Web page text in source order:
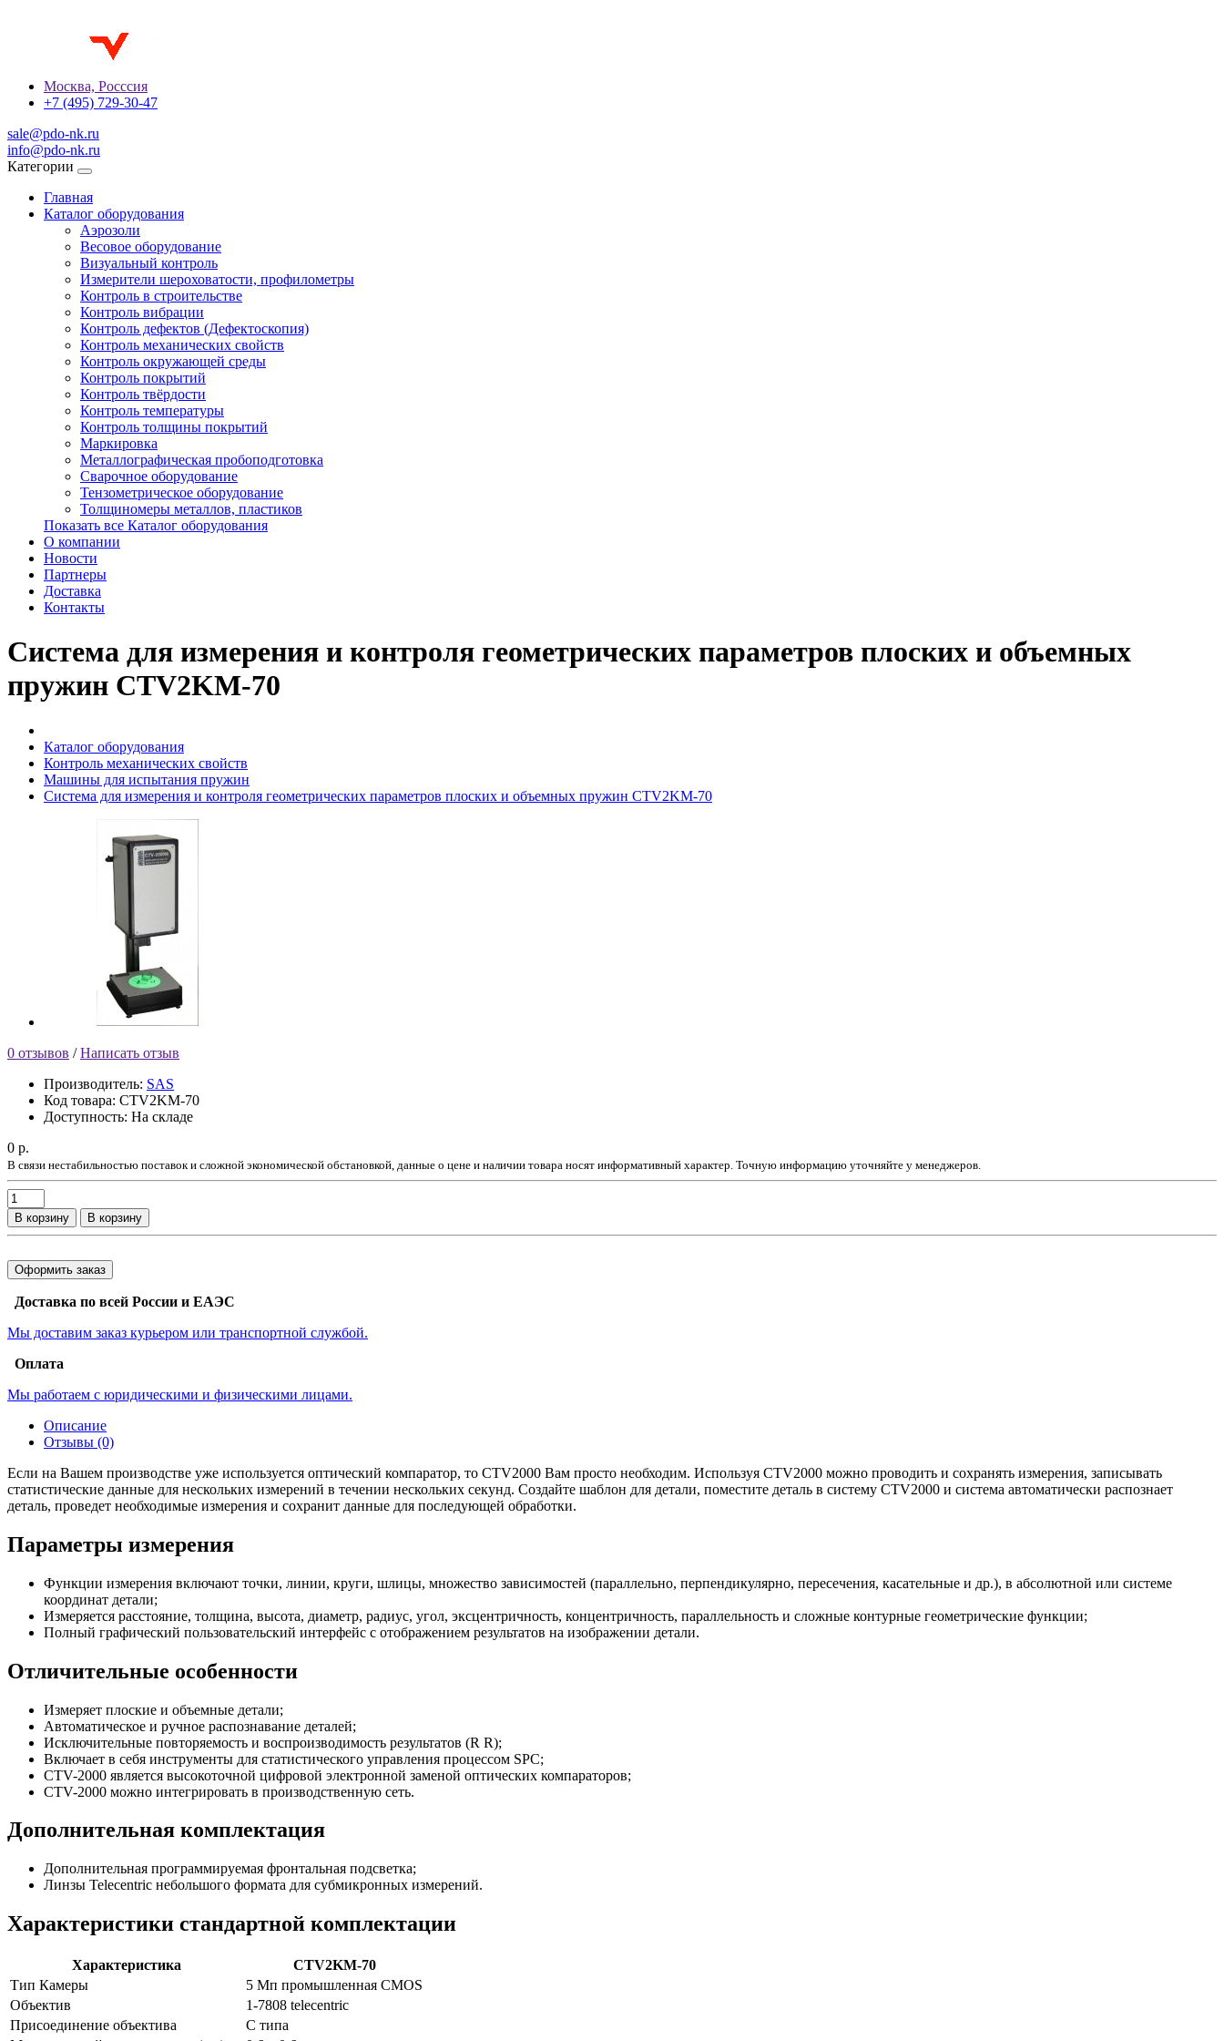
Москва, Росссия
+7 (495) 729-30-47
sale@pdo-nk.ru
info@pdo-nk.ru
Категории
Главная
Каталог оборудования
Аэрозоли
Весовое оборудование
Визуальный контроль
Измерители шероховатости, профилометры
Контроль в строительстве
Контроль вибрации
Контроль дефектов (Дефектоскопия)
Контроль механических свойств
Контроль окружающей среды
Контроль покрытий
Контроль твёрдости
Контроль температуры
Контроль толщины покрытий
Маркировка
Металлографическая пробоподготовка
Сварочное оборудование
Тензометрическое оборудование
Толщиномеры металлов, пластиков
Показать все Каталог оборудования
О компании
Новости
Партнеры
Доставка
Контакты
Система для измерения и контроля геометрических параметров плоских и объемных
пружин CTV2KM-70
Каталог оборудования
Контроль механических свойств
Машины для испытания пружин
Система для измерения и контроля геометрических параметров плоских и объемных пружин CTV2KM-70
0 отзывов /Написать отзыв
Производитель: SAS
Код товара: CTV2KM-70
Доступность: На складе
0 р.
В связи нестабильностью поставок и сложной экономической обстановкой, данные о цене и наличии товара носят информативный характер. Точную информацию уточняйте у менеджеров.
В корзину В корзину
Оформить заказ
Доставка по всей России и ЕАЭС
Мы доставим заказ курьером или транспортной службой.
Оплата
Мы работаем с юридическими и физическими лицами.
Описание
Отзывы (0)
Если на Вашем производстве уже используется оптический компаратор, то CTV2000 Вам просто необходим. Используя CTV2000 можно проводить и сохранять измерения, записывать
статистические данные для нескольких измерений в течении нескольких секунд. Создайте шаблон для детали, поместите деталь в систему CTV2000 и система автоматически распознает
деталь, проведет необходимые измерения и сохранит данные для последующей обработки.
Параметры измерения
Функции измерения включают точки, линии, круги, шлицы, множество зависимостей (параллельно, перпендикулярно, пересечения, касательные и др.), в абсолютной или системе
координат детали;
Измеряется расстояние, толщина, высота, диаметр, радиус, угол, эксцентричность, концентричность, параллельность и сложные контурные геометрические функции;
Полный графический пользовательский интерфейс с отображением результатов на изображении детали.
Отличительные особенности
Измеряет плоские и объемные детали;
Автоматическое и ручное распознавание деталей;
Исключительные повторяемость и воспроизводимость результатов (R R);
Включает в себя инструменты для статистического управления процессом SPC;
CTV-2000 является высокоточной цифровой электронной заменой оптических компараторов;
CTV-2000 можно интегрировать в производственную сеть.
Дополнительная комплектация
Дополнительная программируемая фронтальная подсветка;
Линзы Telecentric небольшого формата для субмикронных измерений.
Характеристики стандартной комплектации
Характеристика
CTV2KM-70
Тип Камеры
5 Мп промышленная CMOS
Объектив
1-7808 telecentric
Присоединение объектива
C типа